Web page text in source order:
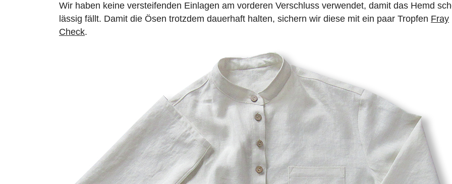
Wir haben keine versteifenden Einlagen am vorderen Verschluss verwendet, damit das Hemd
lässig fällt. Damit die Ösen trotzdem dauerhaft halten, sichern wir diese mit ein paar Tropfen Fray
Check.